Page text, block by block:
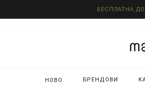
БЕСПЛАТНА
НОВО БРЕНДОВИ